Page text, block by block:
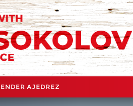
AJEDREZ